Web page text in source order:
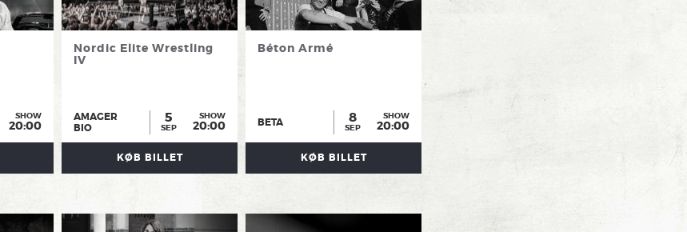
SHOW
20:00
Nordic Elite Wrestling
IV
AMAGER
BIO
5
SEP
SHOW
20:00
KØB BILLET
Béton Armé
BETA 8
SEP
SHOW
20:00
KØB BILLET